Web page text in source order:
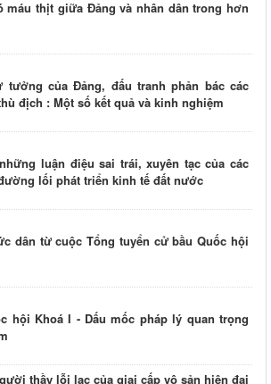
máu thịt giữa Đảng và nhân dân trong hơn
tưởng của Đảng, đấu tranh phản bác các
địch : Một số kết quả và kinh nghiệm
luận điệu sai trái, xuyên tạc của các
lối phát triển kinh tế đất nước
dân từ cuộc Tổng tuyển cử bầu Quốc hội
hội Khoá I - Dấu mốc pháp lý quan trọng
thầy lỗi lạc của giai cấp vô sản hiện đại